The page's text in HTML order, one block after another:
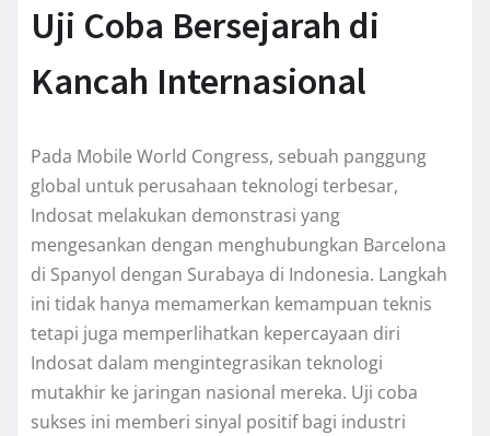
Uji Coba Bersejarah di
Kancah Internasional
Pada Mobile World Congress, sebuah panggung
global untuk perusahaan teknologi terbesar,
Indosat melakukan demonstrasi yang
mengesankan dengan menghubungkan Barcelona
di Spanyol dengan Surabaya di Indonesia. Langkah
ini tidak hanya memamerkan kemampuan teknis
tetapi juga memperlihatkan kepercayaan diri
Indosat dalam mengintegrasikan teknologi
mutakhir ke jaringan nasional mereka. Uji coba
sukses ini memberi sinyal positif bagi industri